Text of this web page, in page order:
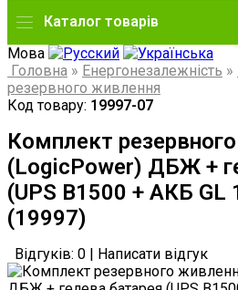
Каталог товарів
Мова
Головна » Енергонезалежність »
резервного живлення
Код товару: 19997-07
Комплект
(LogicPower) ДБЖ +
(UPS B1500 + АКБ GL
(19997)
Відгуків: 0 Написати відгук